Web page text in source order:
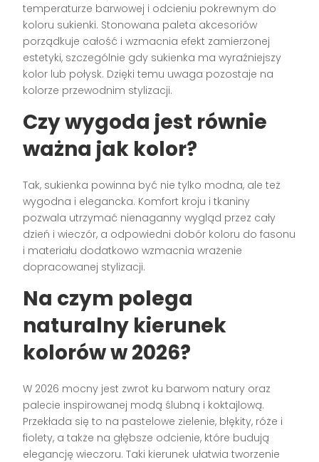
temperaturze barwowej i odcieniu pokrewnym do
koloru sukienki. Stonowana paleta akcesoriów
porządkuje całość i wzmacnia efekt zamierzonej
estetyki, szczególnie gdy sukienka ma wyraźniejszy
kolor lub połysk. Dzięki temu uwaga pozostaje na
kolorze przewodnim stylizacji.
Czy wygoda jest równie
ważna jak kolor?
Tak, sukienka powinna być nie tylko modna, ale też
wygodna i elegancka. Komfort kroju i tkaniny
pozwala utrzymać nienaganny wygląd przez cały
dzień i wieczór, a odpowiedni dobór koloru do fasonu
i materiału dodatkowo wzmacnia wrażenie
dopracowanej stylizacji.
Na czym polega
naturalny kierunek
kolorów w 2026?
W 2026 mocny jest zwrot ku barwom natury oraz
palecie inspirowanej modą ślubną i koktajlową.
Przekłada się to na pastelowe zielenie, błękity, róże i
fiolety, a także na głębsze odcienie, które budują
elegancję wieczoru. Taki kierunek ułatwia tworzenie